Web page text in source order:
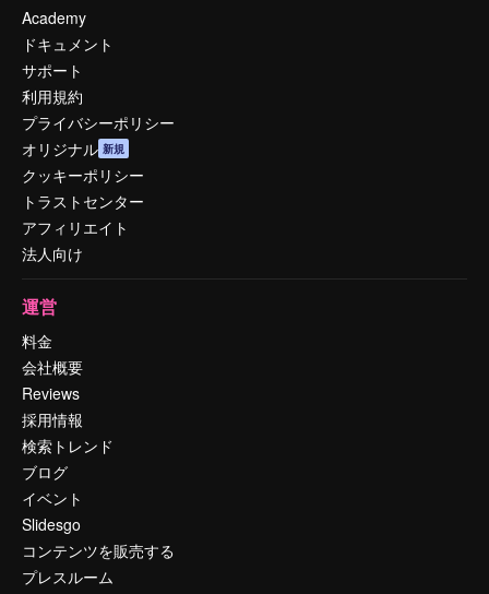
Academy
ドキュメント
サポート
利用規約
プライバシーポリシー
オリジナル 新規
クッキーポリシー
トラストセンター
アフィリエイト
法人向け
運営
料金
会社概要
Reviews
採用情報
検索トレンド
ブログ
イベント
Slidesgo
コンテンツを販売する
プレスルーム